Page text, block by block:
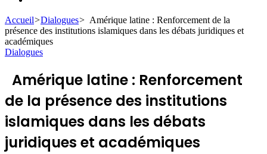
Accueil>Dialogues> Amérique latine : Renforcement de la
présence des institutions islamiques dans les débats juridiques et
académiques
Dialogues
Amérique latine : Renforcement
de la présence des institutions
islamiques dans les débats
juridiques et académiques